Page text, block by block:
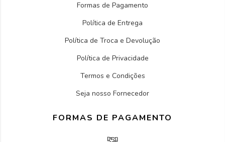
Formas de Pagamento
Política de Entrega
Política de Troca e Devolução
Política de Privacidade
Termos e Condições
Seja nosso Fornecedor
FORMAS DE PAGAMENTO